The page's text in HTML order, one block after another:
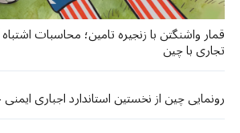
قمار واشنگتن با زنجیره تامین؛ محاسبات
تجاری با چین
رونمایی چین از نخستین استاندارد اجباری